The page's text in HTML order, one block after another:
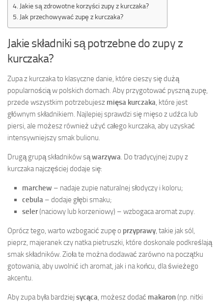
Jakie są zdrowotne korzyści zupy z kurczaka?
Jak przechowywać zupę z kurczaka?
Jakie składniki są potrzebne do zupy z
kurczaka?
Zupa z kurczaka to klasyczne danie, które cieszy się dużą
popularnością w polskich domach. Aby przygotować pyszną zupę,
przede wszystkim potrzebujesz mięsa kurczaka, które jest
głównym składnikiem. Najlepiej sprawdzi się mięso z udźca lub
piersi, ale możesz również użyć całego kurczaka, aby uzyskać
intensywniejszy smak bulionu.
Drugą grupą składników sąwarzywa. Do tradycyjnej zupy z
kurczaka najczęściej dodaje się:
marchew – nadaje zupie naturalnej słodyczy i koloru;
cebula – dodaje głębi smaku;
seler(naciowy lub korzeniowy) – wzbogaca aromat zupy.
Oprócz tego, warto wzbogacić zupę o przyprawy, takie jak sól,
pieprz, majeranek czy natka pietruszki, które doskonale podkreślają
smak składników. Zioła te można dodawać zarówno na początku
gotowania, aby uwolnić ich aromat, jak i na końcu, dla świeżego
akcentu.
Aby zupa była bardziej sycąca, możesz dodać makaron(np. nitki